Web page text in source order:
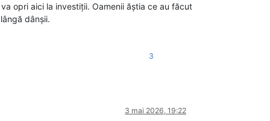
opri aici la investiții. Oamenii ăștia ce au făcut
dânșii.
3
3 mai 2026, 19:22